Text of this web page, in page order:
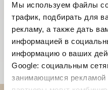
Мы используем файлы
трафик, подбирать для
рекламу, а также дать
информацией в
информацию о ваших
Google: социальным
занимающимся